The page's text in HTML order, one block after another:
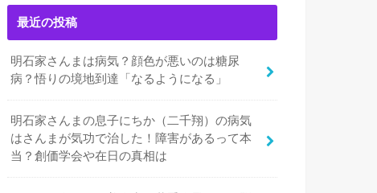
最近の投稿
明石家さんまは病気？顔色が悪いのは糖尿
病？悟りの境地到達「なるようになる」
明石家さんまの息子にちか（二千翔）の病気
はさんまが気功で治した！障害があるって本
当？創価学会や在日の真相は